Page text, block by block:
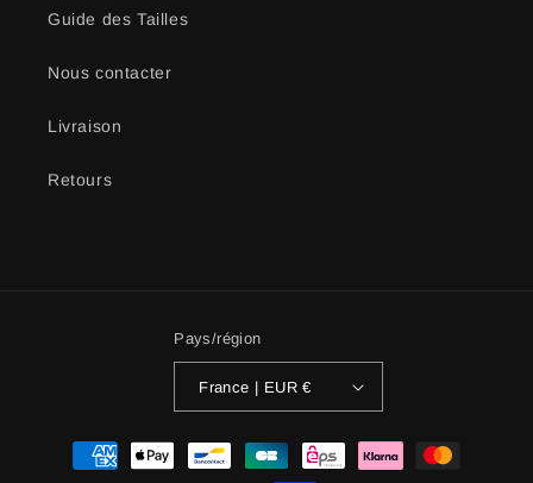
Guide des Tailles
Nous contacter
Livraison
Retours
Pays/région
France | EUR €
Moyens